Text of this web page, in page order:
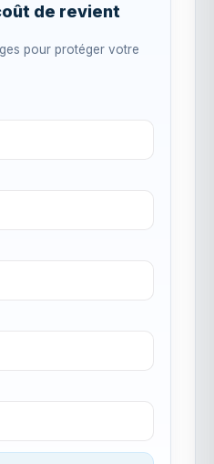
de revient
pour protéger votre